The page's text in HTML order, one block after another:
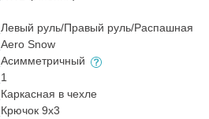
Левый руль/Правый руль/Распашная
Aero Snow
Асимметричный
1
Каркасная в чехле
Крючок 9x3